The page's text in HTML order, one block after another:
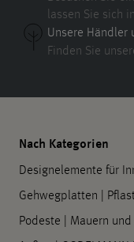
lassen Sie sich
Unsere Händler
Finden Sie
Nach Kategorien
Designelemente für
Gehwegplatten |
Podeste | Mauern